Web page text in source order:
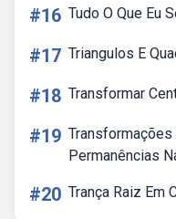
#16 Tudo O Que Eu
#17 Triangulos E
#18 Transformar
#19
Permanências
#20 Trança Raiz Em